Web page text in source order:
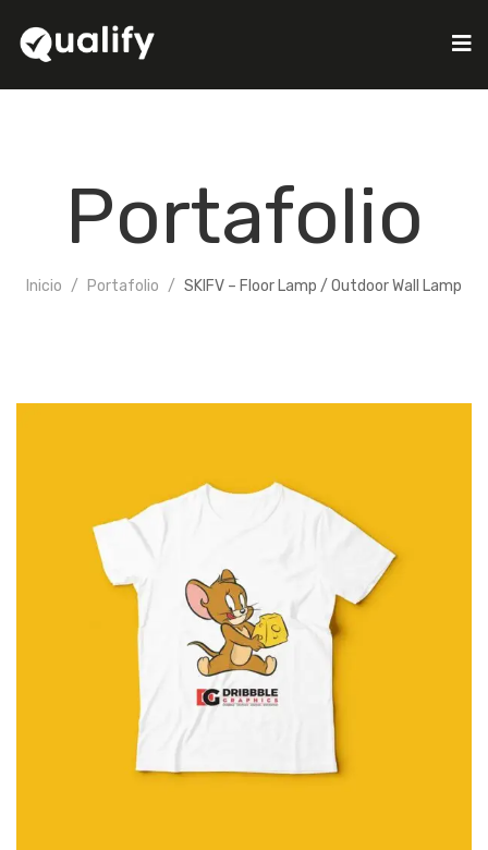
Portafolio
Inicio Portafolio SKIFV – Floor Lamp / Outdoor Wall Lamp